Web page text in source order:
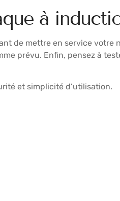
à
de mettre en service votre
prévu. Enfin, pensez à
et simplicité d’utilisation.